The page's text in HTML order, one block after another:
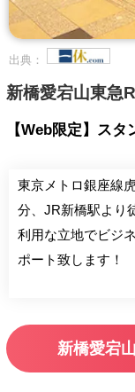
出典：
新橋愛宕山東急
【Web限定】スタ
東京メトロ銀座線
分、JR新橋駅より
利用な立地でビジ
ポート致します！
新橋愛宕